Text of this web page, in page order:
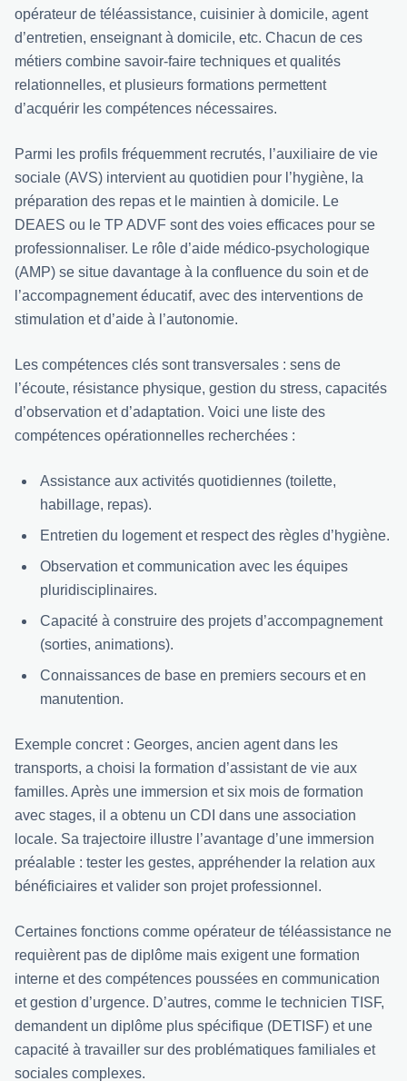
opérateur de téléassistance, cuisinier à domicile, agent
d’entretien, enseignant à domicile, etc. Chacun de ces
métiers combine savoir-faire techniques et qualités
relationnelles, et plusieurs formations permettent
d’acquérir les compétences nécessaires.
Parmi les profils fréquemment recrutés, l’auxiliaire de vie
sociale (AVS) intervient au quotidien pour l’hygiène, la
préparation des repas et le maintien à domicile. Le
DEAES ou le TP ADVF sont des voies efficaces pour se
professionnaliser. Le rôle d’aide médico-psychologique
(AMP) se situe davantage à la confluence du soin et de
l’accompagnement éducatif, avec des interventions de
stimulation et d’aide à l’autonomie.
Les compétences clés sont transversales : sens de
l’écoute, résistance physique, gestion du stress, capacités
d’observation et d’adaptation. Voici une liste des
compétences opérationnelles recherchées :
Assistance aux activités quotidiennes (toilette,
habillage, repas).
Entretien du logement et respect des règles d’hygiène.
Observation et communication avec les équipes
pluridisciplinaires.
Capacité à construire des projets d’accompagnement
(sorties, animations).
Connaissances de base en premiers secours et en
manutention.
Exemple concret : Georges, ancien agent dans les
transports, a choisi la formation d’assistant de vie aux
familles. Après une immersion et six mois de formation
avec stages, il a obtenu un CDI dans une association
locale. Sa trajectoire illustre l’avantage d’une immersion
préalable : tester les gestes, appréhender la relation aux
bénéficiaires et valider son projet professionnel.
Certaines fonctions comme opérateur de téléassistance ne
requièrent pas de diplôme mais exigent une formation
interne et des compétences poussées en communication
et gestion d’urgence. D’autres, comme le technicien TISF,
demandent un diplôme plus spécifique (DETISF) et une
capacité à travailler sur des problématiques familiales et
sociales complexes.